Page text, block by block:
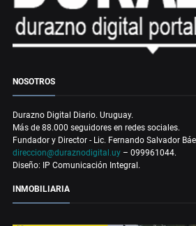
NOSOTROS
Durazno Digital Diario. Uruguay.
Más de 88.000 seguidores en redes sociales.
Fundador y Director - Lic. Fernando Salvador
direccion@duraznodigital.uy – 099961044.
Diseño: IP Comunicación Integral.
INMOBILIARIA